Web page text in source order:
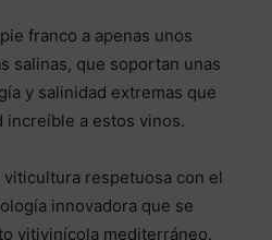
franco a apenas unos
salinas, que soportan unas
y salinidad extremas que
increíble a estos vinos.
respetuosa con el
innovadora que se
vitivinícola mediterráneo.